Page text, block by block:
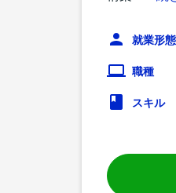
就業形態
職種
スキル